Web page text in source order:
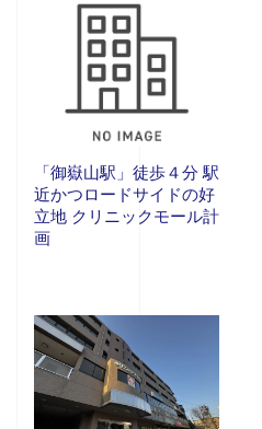
「御嶽山駅」徒歩４分 駅
近かつロードサイドの好
立地 クリニックモール計
画